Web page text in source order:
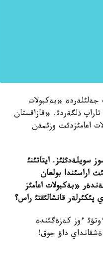
«بةكبولات
ذلگةردئ. «قازاقستان
اعامئزدئث وزئمةن
سويلةدئثئز. ايتاتئنئ
اراسئندا بولعان
«بةكبولات اعامئز
پئكئرلةر قانشالئقتئ راس؟
ءوز كةزةگئندة
ةشقانداي داؤ جوق!